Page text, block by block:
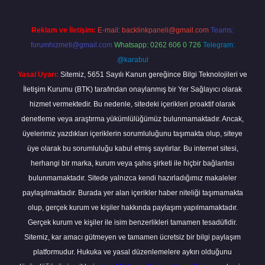
Reklam ve İletişim: E-mail: backlinkpaneli@gmail.com Teams:
forumhizmeti@gmail.com Whatsapp: 0262 606 0 726 Telegram:
@karabul
Yasal Uyarı: Sitemiz, 5651 Sayılı Kanun gereğince Bilgi Teknolojileri ve
İletişim Kurumu (BTK) tarafından onaylanmış bir Yer Sağlayıcı olarak
hizmet vermektedir. Bu nedenle, sitedeki içerikleri proaktif olarak
denetleme veya araştırma yükümlülüğümüz bulunmamaktadır. Ancak,
üyelerimiz yazdıkları içeriklerin sorumluluğunu taşımakta olup, siteye
üye olarak bu sorumluluğu kabul etmiş sayılırlar. Bu internet sitesi,
herhangi bir marka, kurum veya şahıs şirketi ile hiçbir bağlantısı
bulunmamaktadır. Sitede yalnızca kendi hazırladığımız makaleler
paylaşılmaktadır. Burada yer alan içerikler haber niteliği taşımamakta
olup, gerçek kurum ve kişiler hakkında paylaşım yapılmamaktadır.
Gerçek kurum ve kişiler ile isim benzerlikleri tamamen tesadüfidir.
Sitemiz, kar amacı gütmeyen ve tamamen ücretsiz bir bilgi paylaşım
platformudur. Hukuka ve yasal düzenlemelere aykırı olduğunu